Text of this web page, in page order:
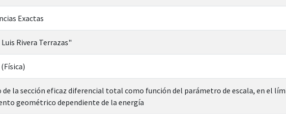
Exactas
Rivera Terrazas"
la sección eficaz diferencial total como función del parámetro de escala, en el
geométrico dependiente de la energía